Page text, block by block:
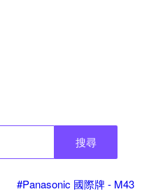
搜尋
#Panasonic 國際牌 - M43